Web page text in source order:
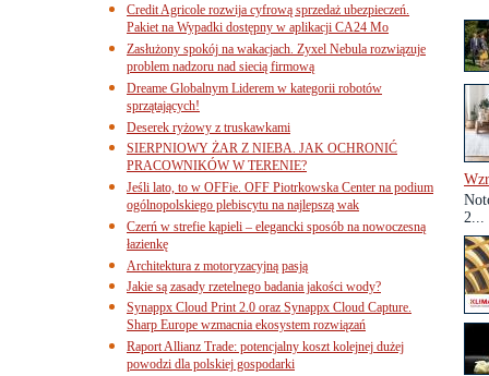
2...
Credit Agricole rozwija cyfrową sprzedaż ubezpieczeń.
Pakiet na Wypadki dostępny w aplikacji CA24 Mo
Zasłużony spokój na wakacjach. Zyxel Nebula rozwiązuje
problem nadzoru nad siecią firmową
Dreame Globalnym Liderem w kategorii robotów
sprzątających!
Deserek ryżowy z truskawkami
SIERPNIOWY ŻAR Z NIEBA. JAK OCHRONIĆ
PRACOWNIKÓW W TERENIE?
Jeśli lato, to w OFFie. OFF Piotrkowska Center na podium
ogólnopolskiego plebiscytu na najlepszą wak
Czerń w strefie kąpieli – elegancki sposób na nowoczesną
łazienkę
Architektura z motoryzacyjną pasją
Jakie są zasady rzetelnego badania jakości wody?
Synappx Cloud Print 2.0 oraz Synappx Cloud Capture.
Sharp Europe wzmacnia ekosystem rozwiązań
Raport Allianz Trade: potencjalny koszt kolejnej dużej
powodzi dla polskiej gospodarki